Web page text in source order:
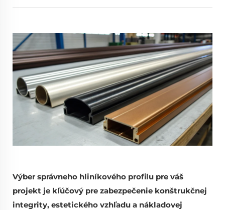
Výber správneho hliníkového profilu pre váš
projekt je kľúčový pre zabezpečenie konštrukčnej
integrity, estetického vzhľadu a nákladovej